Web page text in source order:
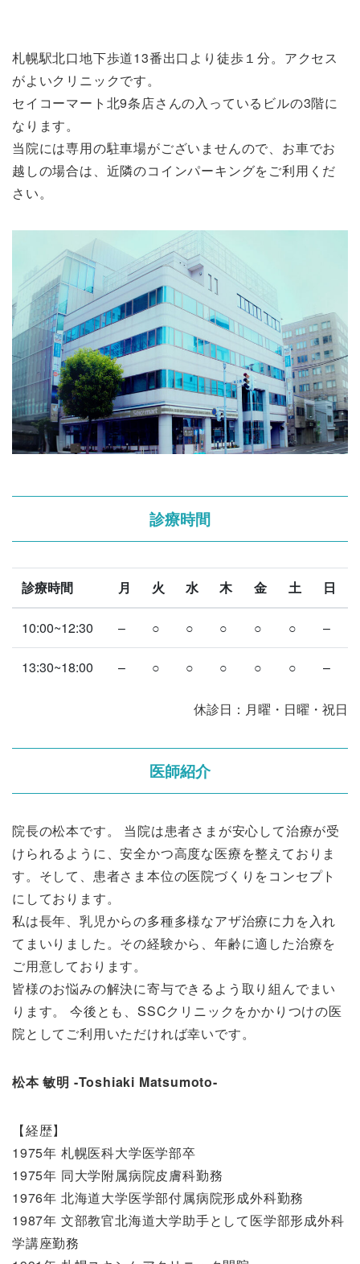
札幌駅北口地下歩道13番出口より徒歩１分。アクセス
がよいクリニックです。
セイコーマート北9条店さんの入っているビルの3階に
なります。
当院には専用の駐車場がございませんので、お車でお
越しの場合は、近隣のコインパーキングをご利用くだ
さい。
診療時間
診療時間 月 火 水 木 金 土 日
10:00~12:30 – ○ ○ ○ ○ ○ –
13:30~18:00 – ○ ○ ○ ○ ○ –
休診日：月曜・日曜・祝日
医師紹介
院長の松本です。 当院は患者さまが安心して治療が受
けられるように、安全かつ高度な医療を整えておりま
す。そして、患者さま本位の医院づくりをコンセプト
にしております。
私は長年、乳児からの多種多様なアザ治療に力を入れ
てまいりました。その経験から、年齢に適した治療を
ご用意しております。
皆様のお悩みの解決に寄与できるよう取り組んでまい
ります。 今後とも、SSCクリニックをかかりつけの医
院としてご利用いただければ幸いです。
松本 敏明 -Toshiaki Matsumoto-
【経歴】
1975年 札幌医科大学医学部卒
1975年 同大学附属病院皮膚科勤務
1976年 北海道大学医学部付属病院形成外科勤務
1987年 文部教官北海道大学助手として医学部形成外科
学講座勤務